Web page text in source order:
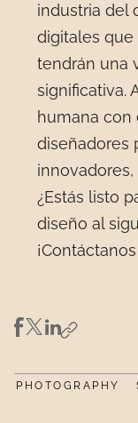
industria del
digitales que
tendrán una
significativa.
humana con
diseñadores
¿Estás listo
diseño al
PHOTOGRAPHY